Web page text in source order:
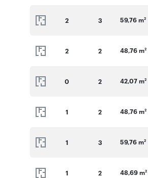
2 3 59,76 m2
2 2 48,76 m2
0 2 42,07 m2
1 2 48,76 m2
1 3 59,76 m2
1 2 48,69 m2